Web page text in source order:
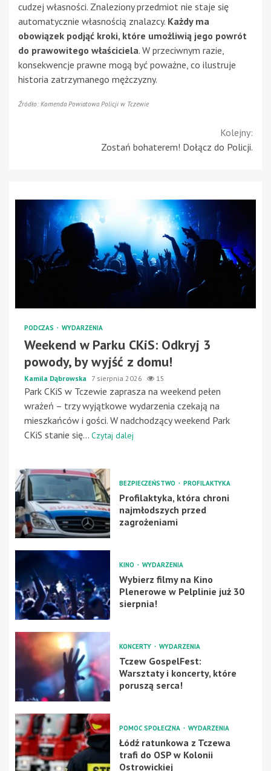
cudzej własności. Znaleziony przedmiot nie staje się
automatycznie własnością znalazcy. Każdy ma
obowiązek podjąć kroki, które umożliwią jego powrót
do prawowitego właściciela. W przeciwnym razie,
konsekwencje prawne mogą być poważne, co ilustruje
historia zatrzymanego mężczyzny.
Źródło: Komenda Powiatowa Policji w Tczewie
Kolejny:
Zostań bohaterem! Dołącz do Policji.
PODCZAS WYDARZENIA
Weekend w Parku CKiS: Odkryj 3
powody, by wyjść z domu!
Kamila Dąbrowska 7 sierpnia 2026 15
Park CKiS w Tczewie zaprasza na weekend pełen
wrażeń – trzy wyjątkowe wydarzenia czekają na
mieszkańców i gości. W nadchodzący weekend Park
CKiS stanie się... Czytaj dalej
BEZPIECZEŃSTWO PROFILAKTYKA
Profilaktyka, która chroni
najmłodszych przed
zagrożeniami
KINO WYDARZENIA
Wybierz filmy na Kino
Plenerowe w Pelplinie już 30
sierpnia!
KONCERTY WYDARZENIA
Tczew GospelFest:
Warsztaty i koncerty, które
poruszą serca!
POMOC SPOŁECZNA WYDARZENIA
Łódź ratunkowa z Tczewa
trafi do OSP w Kolonii
Ostrowickiej